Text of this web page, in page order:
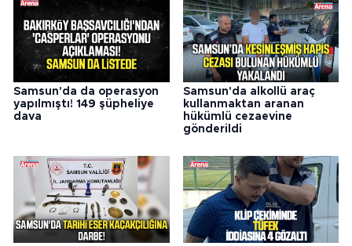
Samsun'da da operasyon
yapılmıştı! 149 şüpheliye
dava
Samsun'da alkollü araç
kullanmaktan aranan
hükümlü cezaevine
gönderildi